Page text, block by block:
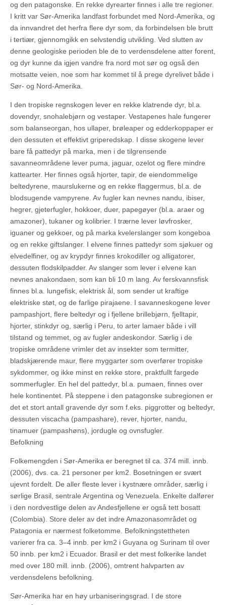
og den patagonske. En rekke dyrearter finnes i alle tre regioner.
I kritt var Sør-Amerika landfast forbundet med Nord-Amerika, og
da innvandret det herfra flere dyr som, da forbindelsen ble brutt
i tertiær, gjennomgikk en selvstendig utvikling. Ved slutten av
denne geologiske perioden ble de to verdensdelene atter forent,
og dyr kunne da igjen vandre fra nord mot sør og også den
motsatte veien, noe som har kommet til å prege dyrelivet både i
Sør- og Nord-Amerika.
I den tropiske regnskogen lever en rekke klatrende dyr, bl.a.
dovendyr, snohalebjørn og vestaper. Vestapenes hale fungerer
som balanseorgan, hos ullaper, brøleaper og edderkoppaper er
den dessuten et effektivt griperedskap. I disse skogene lever
bare få pattedyr på marka, men i de tilgrensende
savanneområdene lever puma, jaguar, ozelot og flere mindre
kattearter. Her finnes også hjorter, tapir, de eiendommelige
beltedyrene, maurslukerne og en rekke flaggermus, bl.a. de
blodsugende vampyrene. Av fugler kan nevnes nandu, ibiser,
hegrer, gjeterfugler, hokkoer, duer, papegøyer (bl.a. araer og
amazoner), tukaner og kolibrier. I trærne lever løvfrosker,
iguaner og gekkoer, og på marka kvelerslanger som kongeboa
og en rekke giftslanger. I elvene finnes pattedyr som sjøkuer og
elvedelfiner, og av krypdyr finnes krokodiller og alligatorer,
dessuten flodskilpadder. Av slanger som lever i elvene kan
nevnes anakondaen, som kan bli 10 m lang. Av ferskvannsfisk
finnes bl.a. lungefisk, elektrisk ål, som sender ut kraftige
elektriske støt, og de farlige pirajaene. I savanneskogene lever
pampashjort, flere beltedyr og i fjellene brillebjørn, fjelltapir,
hjorter, stinkdyr og, særlig i Peru, to arter lamaer både i vill
tilstand og temmet, og av fugler andeskondor. Særlig i de
tropiske områdene vrimler det av insekter som termitter,
bladskjærende maur, flere myggarter som overfører tropiske
sykdommer, og ikke minst en rekke store, praktfullt fargede
sommerfugler. En hel del pattedyr, bl.a. pumaen, finnes over
hele kontinentet. På steppene i den patagonske subregionen er
det et stort antall gravende dyr som f.eks. piggrotter og beltedyr,
dessuten viscacha (pampashare), rever, hjorter, nandu,
tinamuer (pampashøns), jordugle og ovnsfugler.
Befolkning
Folkemengden i Sør-Amerika er beregnet til ca. 374 mill. innb.
(2006), dvs. ca. 21 personer per km2. Bosetningen er svært
ujevnt fordelt. De aller fleste lever i kystnære områder, særlig i
sørlige Brasil, sentrale Argentina og Venezuela. Enkelte dalfører
i den nordvestlige delen av Andesfjellene er også tett bosatt
(Colombia). Store deler av det indre Amazonasområdet og
Patagonia er nærmest folketomme. Befolkningstettheten
varierer fra ca. 3–4 innb. per km2 i Guyana og Surinam til over
50 innb. per km2 i Ecuador. Brasil er det mest folkerike landet
med over 180 mill. innb. (2006), omtrent halvparten av
verdensdelens befolkning.
Sør-Amerika har en høy urbaniseringsgrad. I de store